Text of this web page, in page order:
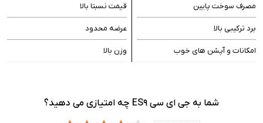
مصرف سوخت پایین
برد ترکیبی بالا
امکانات و آپشن های خوب
قیمت نسبتا بالا
عرضه محدود
وزن بالا
شما به جی ای سی ES9 چه امتیازی می دهید؟